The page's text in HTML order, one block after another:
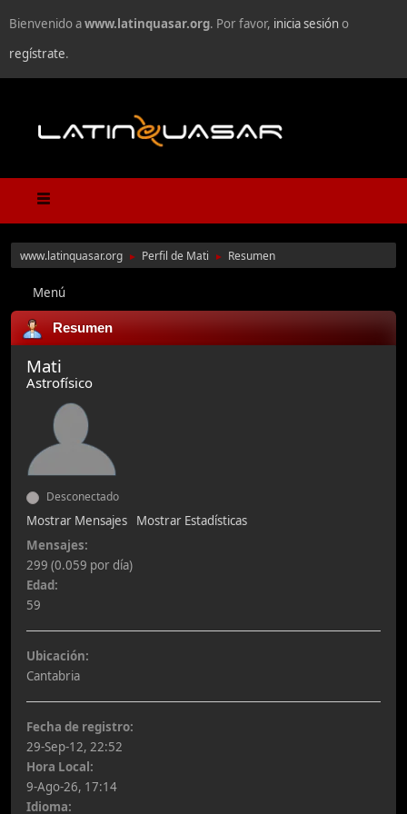
Bienvenido awww.latinquasar.org. Por favor, inicia sesióno
regístrate.
www.latinquasar.org ► Perfil de Mati ► Resumen
Menú
Resumen
Mati
Astrofísico
Desconectado
Mostrar Mensajes
Mostrar Estadísticas
Mensajes:
299 (0.059 por día)
Edad:
59
Ubicación:
Cantabria
Fecha de registro:
29-Sep-12, 22:52
Hora Local:
9-Ago-26, 17:14
Idioma: